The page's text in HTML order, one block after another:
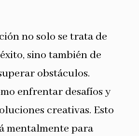
no solo se trata de
sino también de
obstáculos.
enfrentar desafíos y
creativas. Esto
mentalmente para